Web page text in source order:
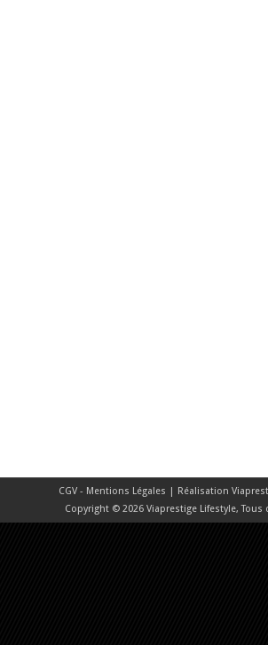
CGV - Mentions Légales | Réalisation
Copyright © 2026 Viaprestige Lifestyle, Tous